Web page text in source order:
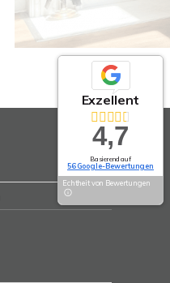
Exzellent
4,7
Basierend auf
56 Google-Bewertungen
Echtheit von Bewertungen